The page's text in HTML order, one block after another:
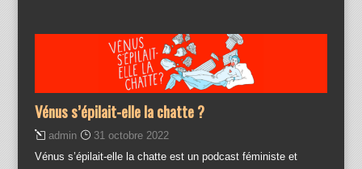
Vénus s’épilait-elle la chatte ?
admin
31 octobre 2022
Vénus s’épilait-elle la chatte est un podcast féministe et